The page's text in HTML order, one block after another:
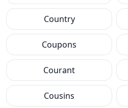
Country
Coupons
Courant
Cousins